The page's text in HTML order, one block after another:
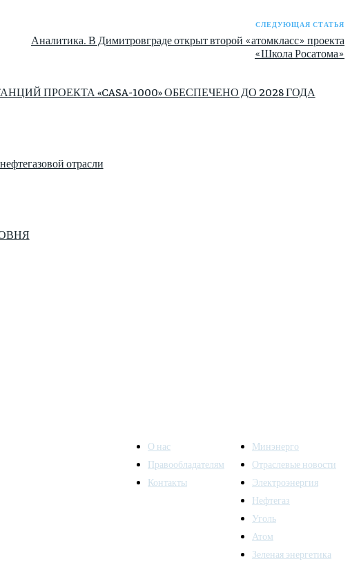
СЛЕДУЮЩАЯ СТАТЬЯ
Аналитика. В Димитровграде открыт второй «атомкласс» проекта
«Школа Росатома»
ПРОЕКТА «CASA-1000» ОБЕСПЕЧЕНО ДО 2028 ГОДА
отрасли
О нас
Правообладателям
Контакты
Минэнерго
Отраслевые новости
Электроэнергия
Нефтегаз
Уголь
Атом
Зеленая энергетика